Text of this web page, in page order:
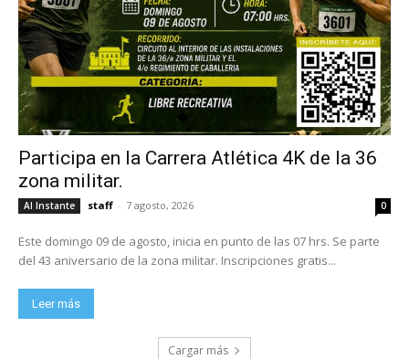
Participa en la Carrera Atlética 4K de la 36
zona militar.
Al Instante staff - 7 agosto, 2026 0
Este domingo 09 de agosto, inicia en punto de las 07 hrs. Se parte
del 43 aniversario de la zona militar. Inscripciones gratis...
Leer más
Cargar más